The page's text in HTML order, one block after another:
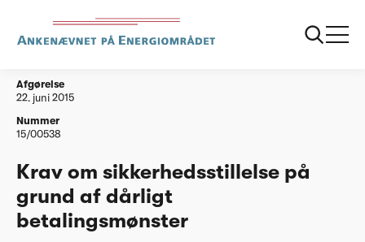
Afgørelser 20150622 Depositum
Afgørelse
22. juni 2015
Nummer
15/00538
Krav om sikkerhedsstillelse på
grund af dårligt
betalingsmønster